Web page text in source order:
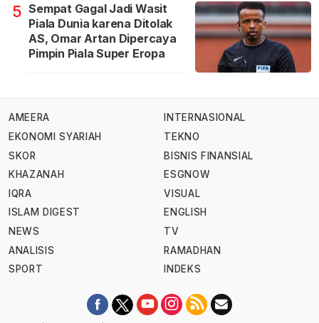
5 Sempat Gagal Jadi Wasit
Piala Dunia karena Ditolak
AS, Omar Artan Dipercaya
Pimpin Piala Super Eropa
AMEERA
EKONOMI SYARIAH
SKOR
KHAZANAH
IQRA
ISLAM DIGEST
NEWS
ANALISIS
SPORT
INTERNASIONAL
TEKNO
BISNIS FINANSIAL
ESGNOW
VISUAL
ENGLISH
TV
RAMADHAN
INDEKS